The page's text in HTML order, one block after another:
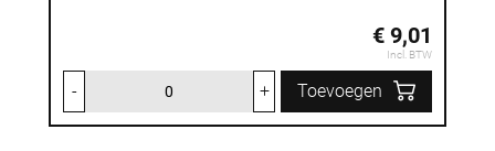
€ 9,01
Incl. BTW
- + Toevoegen